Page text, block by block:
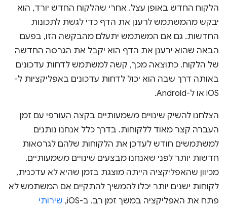
הלקוח החדש באופן עצל. אחרי שהלקוח החדש יורד, הוא
יבקש מהמשתמש לרענן את הדף כדי לגשת לתכונות
החדשות. גם אם המשתמש יתעלם מהבקשה הזו, בפעם
הבאה שהוא ירענן את הדף הוא יקבל את הגרסה החדשה
של הלקוח. כתוצאה מכך, קשה למשתמש לדחות עדכונים
באותה דרך שבה הוא יכול לדחות עדכונים באפליקציות ל-
iOS או ל-Android.
הצלחנו להשיק שינויים משמעותיים בקצה העורפי עם זמן
העברה קצר מאוד ללקוחות. בדרך כלל אנחנו נותנים
למשתמשים חודש לעדכן את הלקוחות שלהם לגרסאות
חדשות יותר לפני שאנחנו מבצעים שינויים משמעותיים.
מכיוון שהאפליקציה הייתה מוצגת בזמן שהיא לא עדכנית,
לקוחות ישנים יותר יכלו להמשיך להתקיים אם המשתמש לא
פתח את האפליקציה במשך זמן רב. ב-iOS,
שירותי